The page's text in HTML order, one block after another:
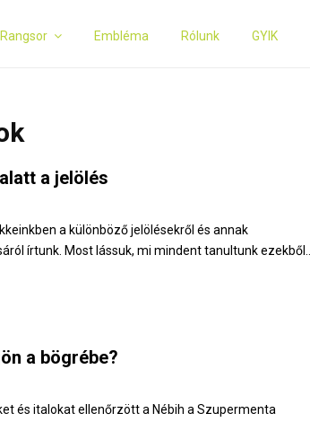
Rangsor Embléma Rólunk GYIK
a jelölés
a különböző jelölésekről és annak
írtunk. Most lássuk, mi mindent tanultunk ezekből....
a bögrébe?
és italokat ellenőrzött a Nébih a Szupermenta